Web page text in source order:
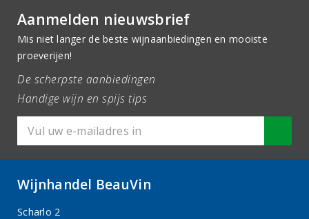
Aanmelden nieuwsbrief
Mis niet langer de beste wijnaanbiedingen en mooiste
proeverijen!
De scherpste aanbiedingen
Handige wijn en spijs tips
Wijnhandel BeauVin
Scharlo 2